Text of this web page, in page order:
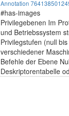
Annotation
#has-images
Privilegebenen Im
und Betriebssystem
Privilegstufen (null
verschiedener
Befehle der Ebene
Deskriptorentabelle